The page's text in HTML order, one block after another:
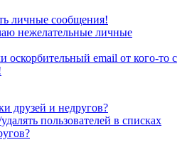
личные сообщения!
нежелательные личные
оскорбительный email от кого-то с
друзей и недругов?
пользователей в списках